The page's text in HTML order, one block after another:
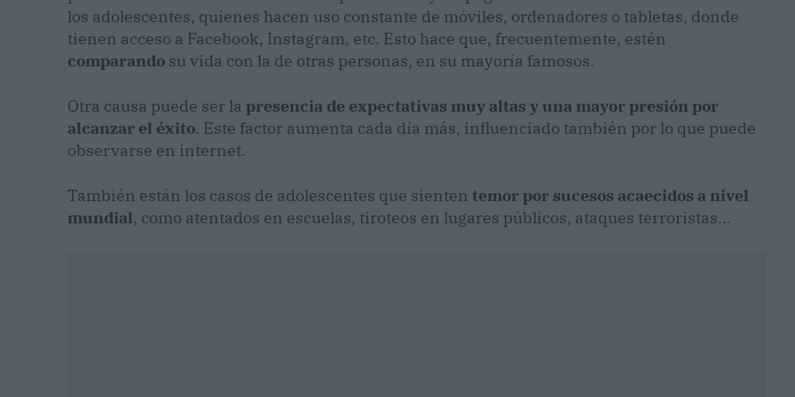
los adolescentes, quienes hacen uso constante de móviles, ordenadores o tabletas, donde
tienen acceso a Facebook, Instagram, etc. Esto hace que, frecuentemente, estén
comparando su vida con la de otras personas, en su mayoría famosos.
Otra causa puede ser la presencia de expectativas muy altas y una mayor presión por
alcanzar el éxito. Este factor aumenta cada día más, influenciado también por lo que puede
observarse en internet.
También están los casos de adolescentes que sienten temor por sucesos acaecidos a nivel
mundial, como atentados en escuelas, tiroteos en lugares públicos, ataques terroristas...